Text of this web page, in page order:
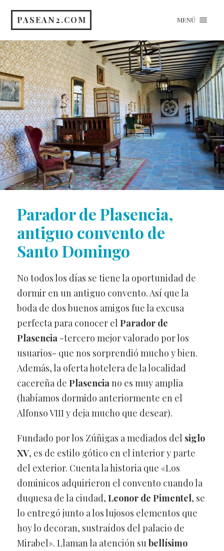
PASEAN2.COM MENÚ
Parador de Plasencia,
antiguo convento de
Santo Domingo
No todos los días se tiene la oportunidad de
dormir en un antiguo convento. Así que la
boda de dos buenos amigos fue la excusa
perfecta para conocer el Parador de
Plasencia-tercero mejor valorado por los
usuarios- que nos sorprendió mucho y bien.
Además, la oferta hotelera de la localidad
cacereña de Plasenciano es muy amplia
(habíamos dormido anteriormente en el
Alfonso VIII y deja mucho que desear).
Fundado por los Zúñigas a mediados del siglo
XV, es de estilo gótico en el interior y parte
del exterior. Cuenta la historia que «Los
dominicos adquirieron el convento cuando la
duquesa de la ciudad, Leonor de Pimentel, se
lo entregó junto a los lujosos elementos que
hoy lo decoran, sustraídos del palacio de
Mirabel». Llaman la atención su bellísimo